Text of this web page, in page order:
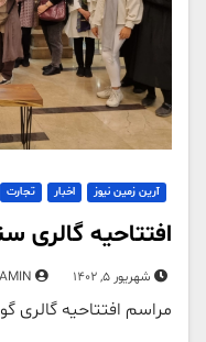
آرین زمین نیوز اخبار تجارت
افتتاحیه گالری
شهریور 5, 1402
مراسم افتتاحیه گالری